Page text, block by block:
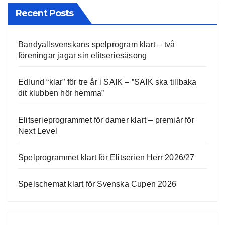
Recent Posts
Bandyallsvenskans spelprogram klart – två
föreningar jagar sin elitseriesäsong
Edlund “klar” för tre år i SAIK – ”SAIK ska tillbaka
dit klubben hör hemma”
Elitserieprogrammet för damer klart – premiär för
Next Level
Spelprogrammet klart för Elitserien Herr 2026/27
Spelschemat klart för Svenska Cupen 2026